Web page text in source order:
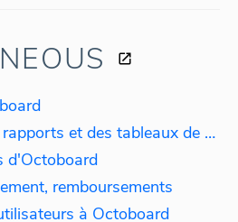
Comment cloner des rapports et des tableaux de bord
d'Octoboard
remboursements
à Octoboard